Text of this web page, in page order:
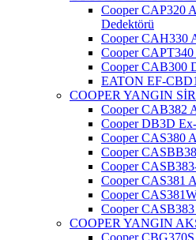
Cooper CAP320
Dedektörü
Cooper CAH330
Cooper
Cooper CAB300
EATON EF-
COOPER YANGIN
Cooper CAB382
Cooper DB3D
Cooper CAS380
Cooper
Cooper
Cooper CAS381
Cooper
Cooper
COOPER YANGIN
Cooper